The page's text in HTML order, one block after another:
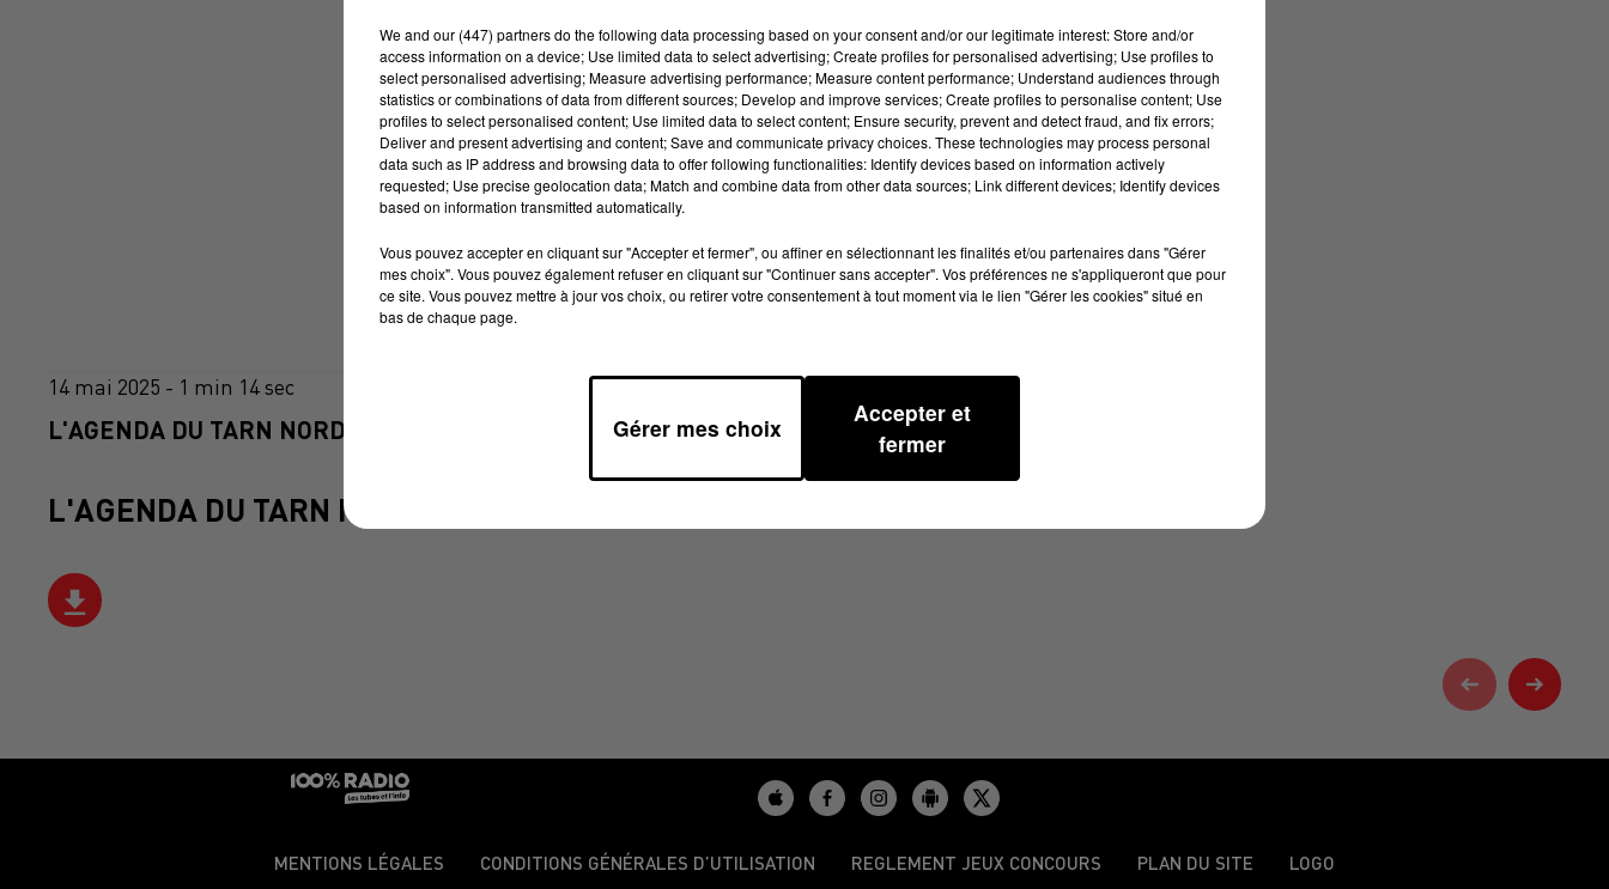
14 mai 2025 - 1 min 14 sec
L'AGENDA DU TARN NORD DU 14/05/2025 À 07H53
L'AGENDA DU TARN NORD
MENTIONS LÉGALES CONDITIONS GÉNÉRALES D’UTILISATION REGLEMENT JEUX CONCOURS PLAN DU SITE LOGO
We and our (447) partnersdo the following data processing based on your consent and/or our legitimate interest: Store and/or
access information on a device; Use limited data to select advertising; Create profiles for personalised advertising; Use profiles to
select personalised advertising; Measure advertising performance; Measure content performance; Understand audiences through
statistics or combinations of data from different sources; Develop and improve services; Create profiles to personalise content; Use
profiles to select personalised content; Use limited data to select content; Ensure security, prevent and detect fraud, and fix errors;
Deliver and present advertising and content; Save and communicate privacy choices. These technologies may process personal
data such as IP address and browsing data to offer following functionalities: Identify devices based on information actively
requested; Use precise geolocation data; Match and combine data from other data sources; Link different devices; Identify devices
based on information transmitted automatically.
Vous pouvez accepter en cliquant sur "Accepter et fermer", ou affiner en sélectionnant les finalités et/ou partenaires dans "Gérer
mes choix". Vous pouvez également refuser en cliquant sur "Continuer sans accepter". Vos préférences ne s'appliqueront que pour
ce site. Vous pouvez mettre à jour vos choix, ou retirer votre consentement à tout moment via le lien "Gérer les cookies" situé en
bas de chaque page.
Gérer mes choix
Accepter et
fermer